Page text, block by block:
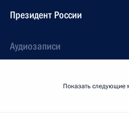
Президент России
Аудиозаписи
Показать следующие